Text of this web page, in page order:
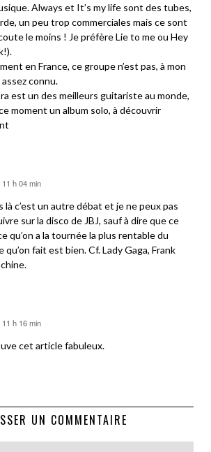
Always et It’s my life sont des tubes,
un peu trop commerciales mais ce sont
le moins ! Je préfère Lie to me ou Hey
en France, ce groupe n’est pas, à mon
connu.
est un des meilleurs guitariste au monde,
moment un album solo, à découvrir
h 04 min
là c’est un autre débat et je ne peux pas
sur la disco de JBJ, sauf à dire que ce
qu’on a la tournée la plus rentable du
qu’on fait est bien. Cf. Lady Gaga, Frank
h 16 min
cet article fabuleux.
UN COMMENTAIRE